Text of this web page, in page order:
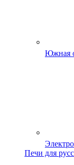
Южная
Печи для